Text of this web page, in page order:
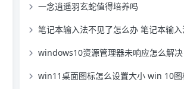
一念逍遥羽玄蛇值得培养吗
笔记本输入法不见了怎么办 笔记本输入法没
windows10资源管理器未响应怎么解决 window10资
win11桌面图标怎么设置大小 win 10图标大